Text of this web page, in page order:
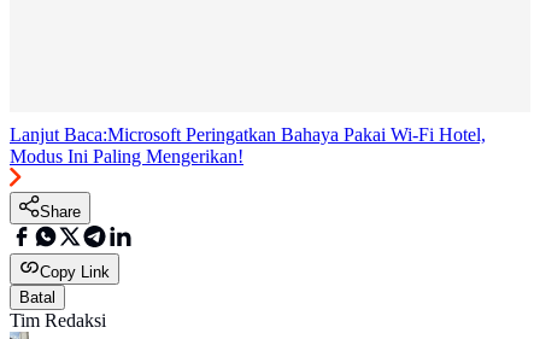
Lanjut Baca:Microsoft Peringatkan Bahaya Pakai Wi-Fi Hotel,
Modus Ini Paling Mengerikan!
Share
Copy Link
Batal
Tim Redaksi